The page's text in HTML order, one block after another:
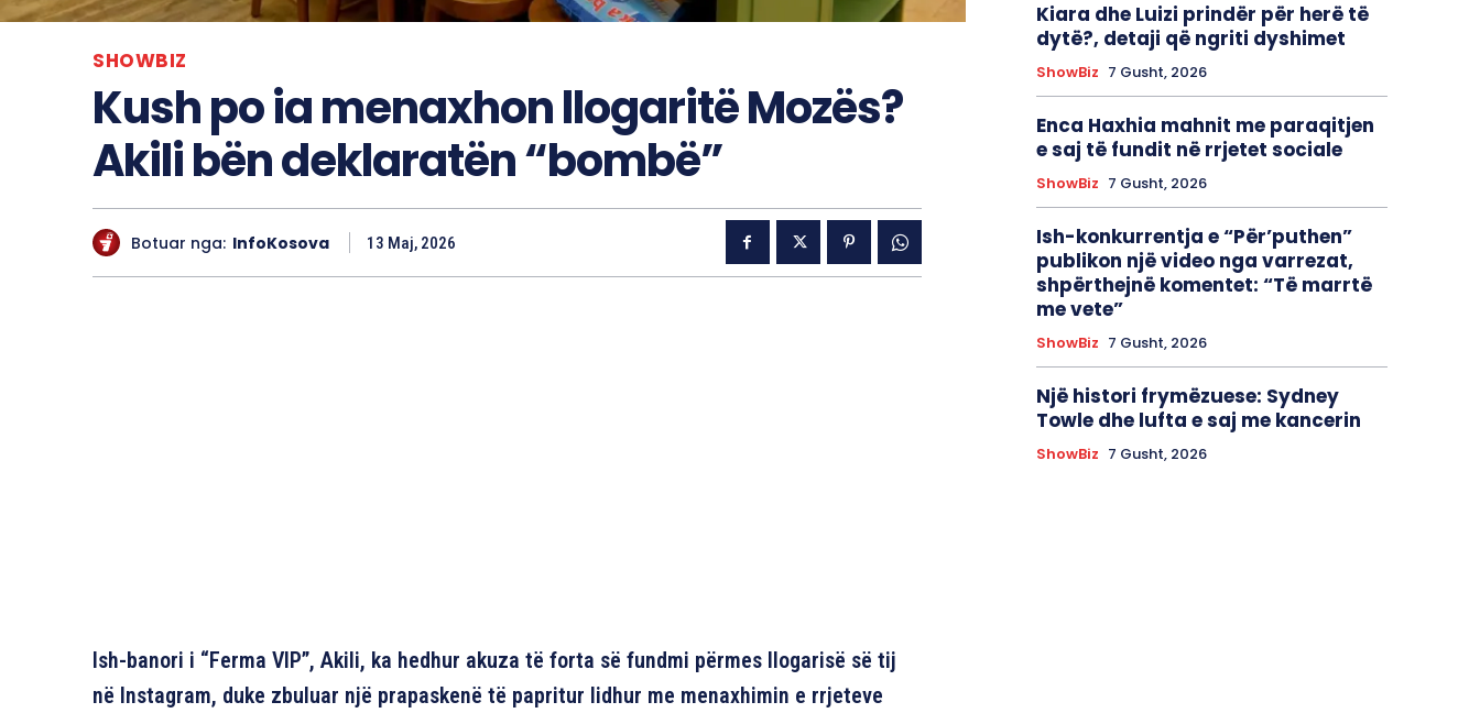
SHOWBIZ
Kush po ia menaxhon llogaritë Mozës?
Akili bën deklaratën “bombë”
Botuar nga: InfoKosova 13 Maj, 2026
Ish-banori i “Ferma VIP”, Akili, ka hedhur akuza të forta së fundmi përmes llogarisë së tij
në Instagram, duke zbuluar një prapaskenë të papritur lidhur me menaxhimin e rrjeteve
Kiara dhe Luizi prindër për herë të
dytë?, detaji që ngriti dyshimet
ShowBiz 7 Gusht, 2026
Enca Haxhia mahnit me paraqitjen
e saj të fundit në rrjetet sociale
ShowBiz 7 Gusht, 2026
Ish-konkurrentja e “Për’puthen”
publikon një video nga varrezat,
shpërthejnë komentet: “Të marrtë
me vete”
ShowBiz 7 Gusht, 2026
Një histori frymëzuese: Sydney
Towle dhe lufta e saj me kancerin
ShowBiz 7 Gusht, 2026